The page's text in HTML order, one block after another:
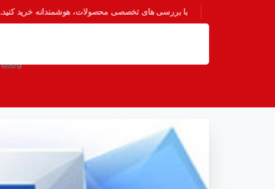
با بررسی های تخصصی محصولات، هوشمندانه خرید کنید.
Blog